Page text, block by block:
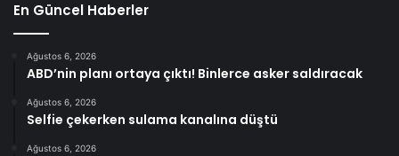
En Güncel Haberler
Ağustos 6, 2026
ABD’nin planı ortaya çıktı! Binlerce asker saldıracak
Ağustos 6, 2026
Selfie çekerken sulama kanalına düştü
Ağustos 6, 2026